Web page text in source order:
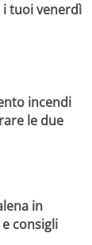
tuoi venerdì
incendi
le due
in
consigli